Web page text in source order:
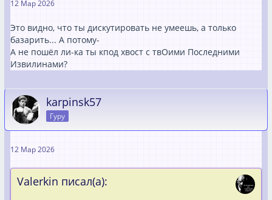
12 Мар 2026
Это видно, что ты дискутировать не умеешь, а только
базарить... А потому-
А не пошёл ли-ка ты кпод хвост с твОими Последними
Извилинами?
karpinsk57
Гуру
12 Мар 2026
Valerkin писал(а):